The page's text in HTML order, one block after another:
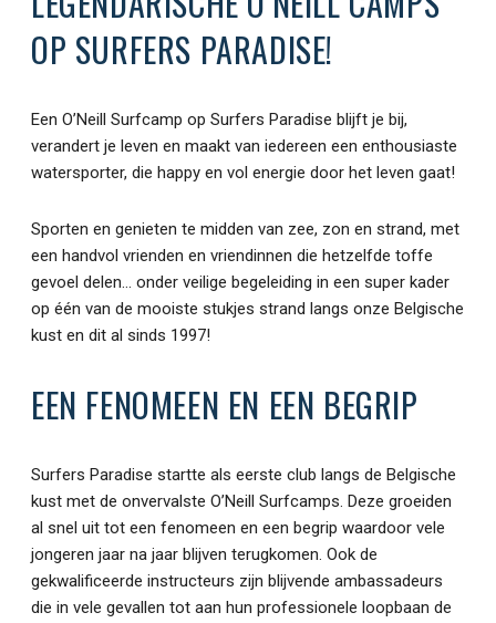
OP SURFERS PARADISE!
Een O’Neill Surfcamp op Surfers Paradise blijft je bij,
verandert je leven en maakt van iedereen een enthousiaste
watersporter, die happy en vol energie door het leven gaat!
Sporten en genieten te midden van zee, zon en strand, met
een handvol vrienden en vriendinnen die hetzelfde toffe
gevoel delen… onder veilige begeleiding in een super kader
op één van de mooiste stukjes strand langs onze Belgische
kust en dit al sinds 1997!
EEN FENOMEEN EN EEN BEGRIP
Surfers Paradise startte als eerste club langs de Belgische
kust met de onvervalste O’Neill Surfcamps. Deze groeiden
al snel uit tot een fenomeen en een begrip waardoor vele
jongeren jaar na jaar blijven terugkomen. Ook de
gekwalificeerde instructeurs zijn blijvende ambassadeurs
die in vele gevallen tot aan hun professionele loopbaan de